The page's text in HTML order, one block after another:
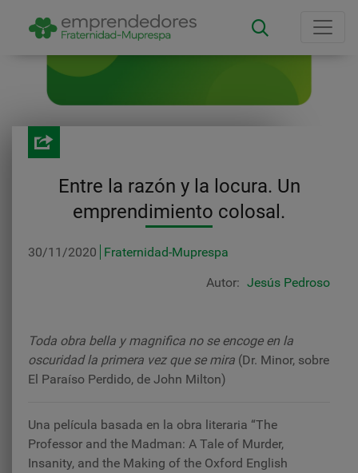
al
Entre la razón y la locura. Un
emprendimiento colosal.
30/11/2020 Fraternidad-Muprespa
Autor Jesús Pedroso
Toda obra bella y magnifica no se encoge en la
oscuridad la primera vez que se mira (Dr. Minor, sobre
El Paraíso Perdido, de John Milton)
Una película basada en la obra literaria “The
Professor and the Madman: A Tale of Murder,
Insanity, and the Making of the Oxford English